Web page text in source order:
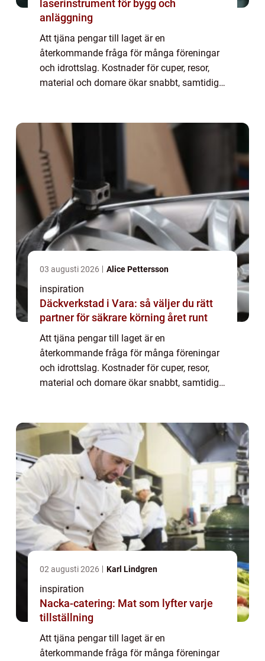
laserinstrument för bygg och
anläggning
Att tjäna pengar till laget är en
återkommande fråga för många föreningar
och idrottslag. Kostnader för cuper, resor,
material och domare ökar snabbt, samtidigt
03 augusti 2026 Alice Pettersson
inspiration
Däckverkstad i Vara: så väljer du rätt
partner för säkrare körning året runt
Att tjäna pengar till laget är en
återkommande fråga för många föreningar
och idrottslag. Kostnader för cuper, resor,
material och domare ökar snabbt, samtidigt
02 augusti 2026 Karl Lindgren
inspiration
Nacka-catering: Mat som lyfter varje
tillställning
Att tjäna pengar till laget är en
återkommande fråga för många föreningar